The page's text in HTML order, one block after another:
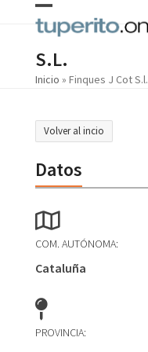
Open
mobile
menu
Close
mobile
menu
S.L.
Inicio » Finques J Cot S.l.
Volver al incio
Datos
COM. AUTÓNOMA:
Cataluña
PROVINCIA: